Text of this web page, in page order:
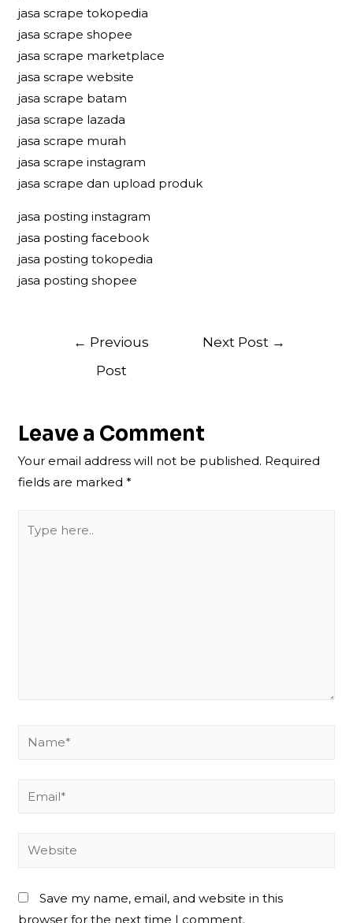
jasa scrape tokopedia
jasa scrape shopee
jasa scrape marketplace
jasa scrape website
jasa scrape batam
jasa scrape lazada
jasa scrape murah
jasa scrape instagram
jasa scrape dan upload produk
jasa posting instagram
jasa posting facebook
jasa posting tokopedia
jasa posting shopee
Post
navigation
← Previous
Post
Next Post →
Leave a Comment
Your email address will not be published. Required
fields are marked*
here..
Name*
Email*
Website
Save my name, email, and website in this
browser for the next time I comment.